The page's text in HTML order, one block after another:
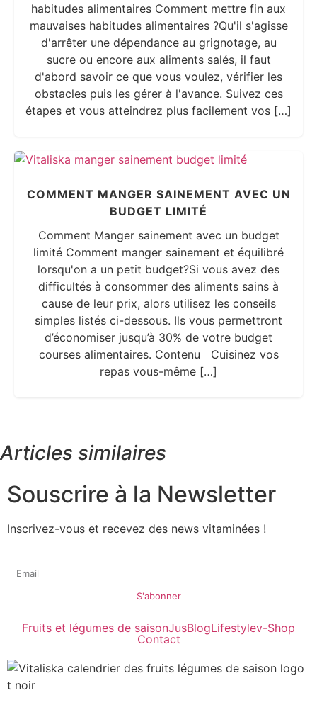
habitudes alimentaires Comment mettre fin aux
mauvaises habitudes alimentaires ?Qu'il s'agisse
d'arrêter une dépendance au grignotage, au
sucre ou encore aux aliments salés, il faut
d'abord savoir ce que vous voulez, vérifier les
obstacles puis les gérer à l'avance. Suivez ces
étapes et vous atteindrez plus facilement vos […]
COMMENT MANGER SAINEMENT AVEC UN
BUDGET LIMITÉ
Comment Manger sainement avec un budget
limité Comment manger sainement et équilibré
lorsqu'on a un petit budget?Si vous avez des
difficultés à consommer des aliments sains à
cause de leur prix, alors utilisez les conseils
simples listés ci-dessous. Ils vous permettront
d’économiser jusqu’à 30% de votre budget
courses alimentaires. Contenu Cuisinez vos
repas vous-même […]
Articles similaires
Souscrire à la Newsletter
Inscrivez-vous et recevez des news vitaminées !
S'abonner
Fruits et légumes de saisonJusBlogLifestylev-Shop
Contact